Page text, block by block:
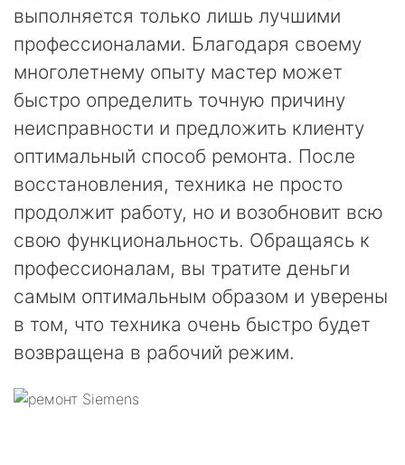
выполняется только лишь лучшими
профессионалами. Благодаря своему
многолетнему опыту мастер может
быстро определить точную причину
неисправности и предложить клиенту
оптимальный способ ремонта. После
восстановления, техника не просто
продолжит работу, но и возобновит всю
свою функциональность. Обращаясь к
профессионалам, вы тратите деньги
самым оптимальным образом и уверены
в том, что техника очень быстро будет
возвращена в рабочий режим.